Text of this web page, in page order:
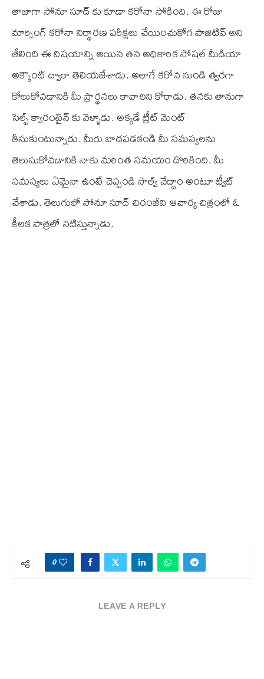
తాజాగా సోనూ సూద్ కు కూడా కరోనా సోకింది. ఈ రోజు
మార్నింగ్ కరోనా నిర్థారణ పరీక్షలు చేయించుకోగ పాజిటివ్ అని
తేలింది ఈ విషయాన్ని అయిన తన అధికారిక సోషల్ మీడియా
అక్కౌంట్ ద్వారా తెలియజేశాడు. అలాగే కరోన నుండి త్వరగా
కోలుకోవడానికి మీ ప్రార్థనలు కావాలని కోరాడు. తనకు తానుగా
సెల్ఫ్ క్వారంటైన్ కు వెళ్ళాడు. అక్కడే ట్రీట్ మెంట్
తీసుకుంటున్నాడు. మీరు బాదపడకండి మీ సమస్యలను
తెలుసుకోవడానికి నాకు మరింత సమయం దొరికింది. మీ
సమస్యలు ఏమైనా ఉంటే చెప్పండి సాల్వ్ చేద్దాం అంటూ ట్వీట్
చేశాడు. తెలుగులో సోనూ సూద్ చిరంజీవి ఆచార్య చిత్రంలో ఓ
కీలక పాత్రలో నటిస్తున్నాడు.
0
LEAVE A REPLY